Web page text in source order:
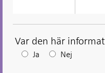
Var den här
EfterJa Nej